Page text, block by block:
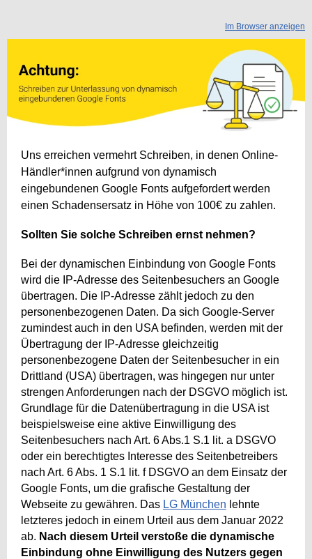
Im Browser anzeigen
Uns erreichen vermehrt Schreiben, in denen Online-
Händler*innen aufgrund von dynamisch
eingebundenen Google Fonts aufgefordert werden
einen Schadensersatz in Höhe von 100€ zu zahlen.
Sollten Sie solche Schreiben ernst nehmen?
Bei der dynamischen Einbindung von Google Fonts
wird die IP-Adresse des Seitenbesuchers an Google
übertragen. Die IP-Adresse zählt jedoch zu den
personenbezogenen Daten. Da sich Google-Server
zumindest auch in den USA befinden, werden mit der
Übertragung der IP-Adresse gleichzeitig
personenbezogene Daten der Seitenbesucher in ein
Drittland (USA) übertragen, was hingegen nur unter
strengen Anforderungen nach der DSGVO möglich ist.
Grundlage für die Datenübertragung in die USA ist
beispielsweise eine aktive Einwilligung des
Seitenbesuchers nach Art. 6 Abs.1 S.1 lit. a DSGVO
oder ein berechtigtes Interesse des Seitenbetreibers
nach Art. 6 Abs. 1 S.1 lit. f DSGVO an dem Einsatz der
Google Fonts, um die grafische Gestaltung der
Webseite zu gewähren. Das LG München lehnte
letzteres jedoch in einem Urteil aus dem Januar 2022
ab. Nach diesem Urteil verstoße die dynamische
Einbindung ohne Einwilligung des Nutzers gegen